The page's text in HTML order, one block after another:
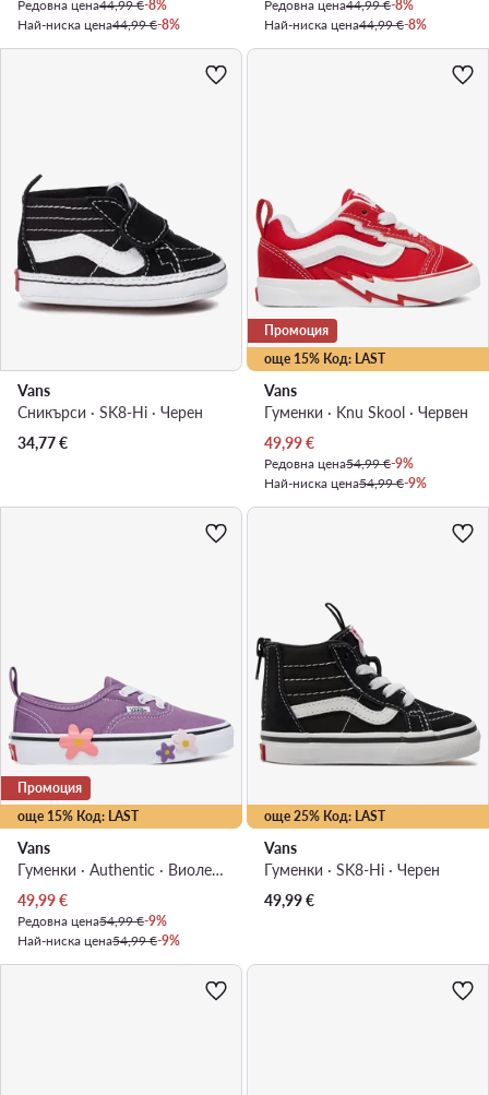
Редовна цена44,99 €-8%
Най-ниска цена44,99 €-8%
Редовна цена44,99 €-8%
Най-ниска цена44,99 €-8%
Vans
Сникърси · SK8-Hi · Черен
34,77€
още 15% Код: LAST
Промоция
Vans
Гуменки · Knu Skool · Червен
Актуална цена
49,99€
Редовна цена54,99 €-9%
Най-ниска цена54,99 €-9%
още 15% Код: LAST
Промоция
Vans
Гуменки · Authentic · Виолетов
Актуална цена
49,99€
Редовна цена54,99 €-9%
Най-ниска цена54,99 €-9%
още 25% Код: LAST
Vans
Гуменки · SK8-Hi · Черен
49,99€